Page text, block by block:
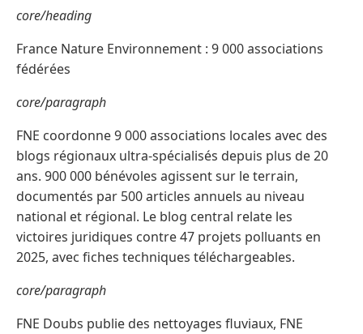
core/heading
France Nature Environnement : 9 000 associations
fédérées
core/paragraph
FNE coordonne 9 000 associations locales avec des
blogs régionaux ultra-spécialisés depuis plus de 20
ans. 900 000 bénévoles agissent sur le terrain,
documentés par 500 articles annuels au niveau
national et régional. Le blog central relate les
victoires juridiques contre 47 projets polluants en
2025, avec fiches techniques téléchargeables.
core/paragraph
FNE Doubs publie des nettoyages fluviaux, FNE